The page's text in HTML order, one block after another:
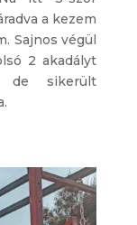
a kezem
Sajnos végül
2 akadályt
de sikerült